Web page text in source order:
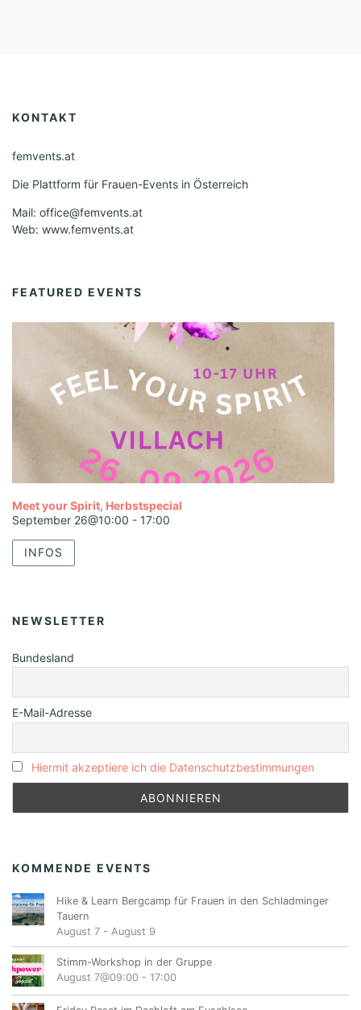
KONTAKT
femvents.at
Die Plattform für Frauen-Events in Österreich
Mail: office@femvents.at
Web: www.femvents.at
FEATURED EVENTS
Meet your Spirit, Herbstspecial
September 26@10:00 - 17:00
INFOS
NEWSLETTER
Bundesland
E-Mail-Adresse
Hiermit akzeptiere ich die Datenschutzbestimmungen
KOMMENDE EVENTS
Hike & Learn Bergcamp für Frauen in den Schladminger
Tauern
August 7 - August 9
Stimm-Workshop in der Gruppe
August 7@09:00 - 17:00